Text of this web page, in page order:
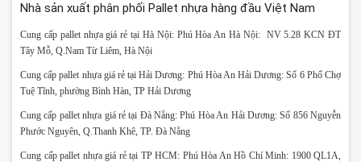
n
Nhà sản xuất phân phối Pallet nhựa hàng đầu Việt Nam
Cung cấp pallet nhựagiá rẻ tại Hà Nội: Phú Hòa An Hà Nội: NV 5.28 KCN ĐT
Tây Mỗ, Q.Nam Từ Liêm, Hà Nội
Cung cấp pallet nhựa giá rẻ tại Hải Dương: Phú Hòa An Hải Dương: Số 6 Phố Chợ
Tuệ Tĩnh, phường Bình Hàn, TP Hải Dương
Cung cấp pallet nhựa giárẻ tại Đà Nẵng: Phú Hòa An Hải Dương: Số 856 Nguyễn
Phước Nguyên, Q.Thanh Khê, TP. Đà Nẵng
Cung cấp pallet nhựa giá rẻ tại TP HCM: Phú Hòa An Hồ Chí Minh: 1900 QL1A,